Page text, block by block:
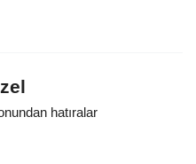
hatıralar